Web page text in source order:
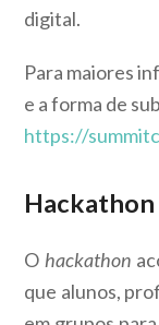
digital.
Para maiores
e a forma de
https://
O hackathon
que alunos,